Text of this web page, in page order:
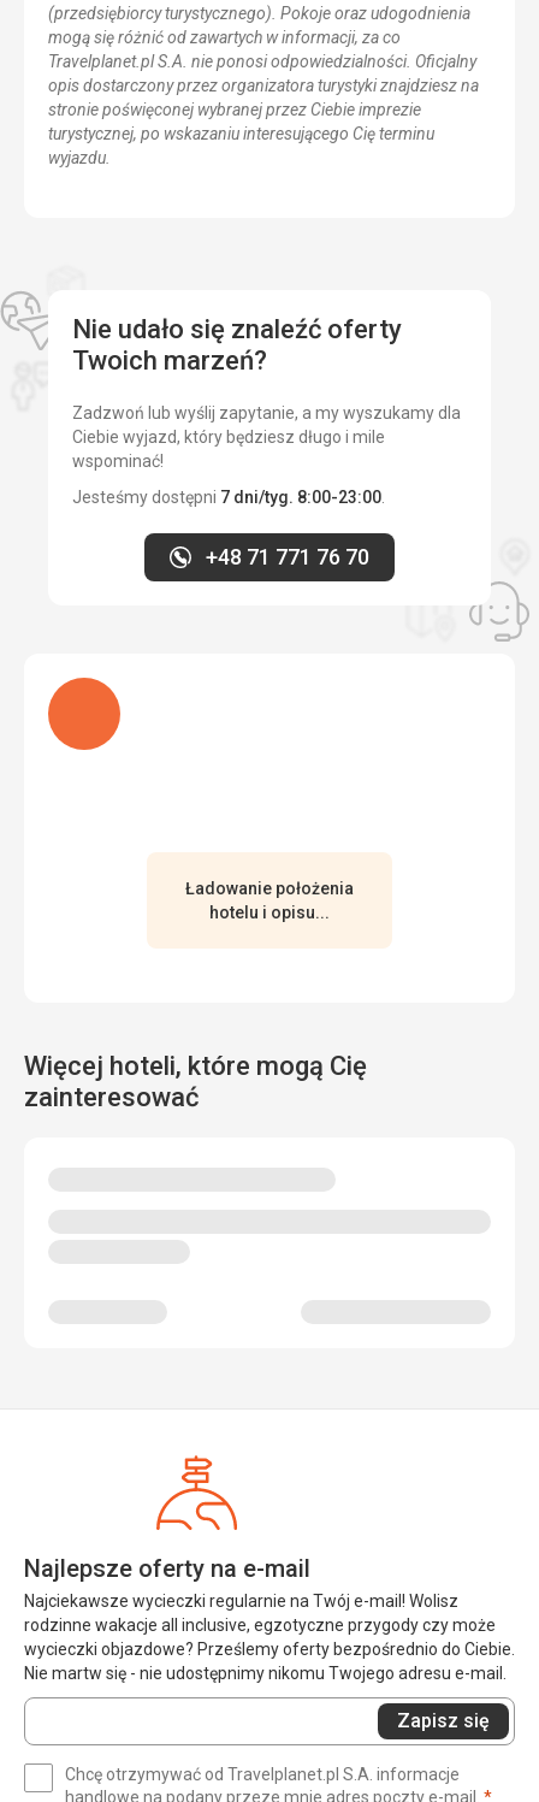
(przedsiębiorcy turystycznego). Pokoje oraz udogodnienia
mogą się różnić od zawartych w informacji, za co
Travelplanet.pl S.A. nie ponosi odpowiedzialności. Oficjalny
opis dostarczony przez organizatora turystyki znajdziesz na
stronie poświęconej wybranej przez Ciebie imprezie
turystycznej, po wskazaniu interesującego Cię terminu
wyjazdu.
Nie udało się znaleźć oferty
Twoich marzeń?
Zadzwoń lub wyślij zapytanie, a my wyszukamy dla
Ciebie wyjazd, który będziesz długo i mile
wspominać!
Jesteśmy dostępni 7 dni/tyg. 8:00-23:00
+48 71 771 76 70
Ładuję
Ładowanie położenia
hotelu i opisu...
Więcej hoteli, które mogą Cię
zainteresować
Najlepsze oferty na e-mail
Najciekawsze wycieczki regularnie na Twój e-mail! Wolisz
rodzinne wakacje all inclusive, egzotyczne przygody czy może
wycieczki objazdowe? Prześlemy oferty bezpośrednio do Ciebie.
Nie martw się - nie udostępnimy nikomu Twojego adresu e-mail.
Wprowadź
swój
Zapisz się
Chcę otrzymywać od Travelplanet.pl S.A. informacje
handlowe na podany przeze mnie adres poczty e-mail. *